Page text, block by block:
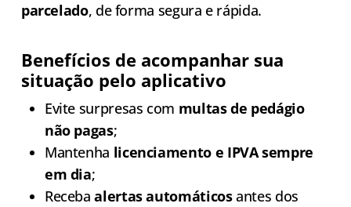
parcelado, de forma segura e rápida.
Benefícios de acompanhar sua
situação pelo aplicativo
Evite surpresas com multas de pedágio
não pagas;
Mantenha licenciamento e IPVA sempre
em dia;
Recebaalertas automáticosantes dos